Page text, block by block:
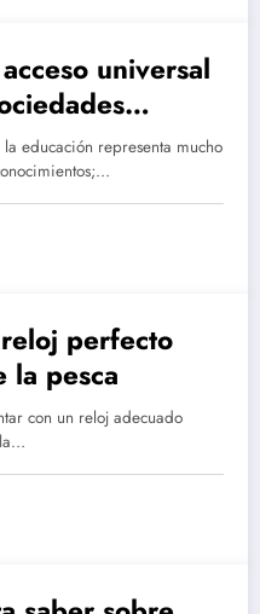
universal
educación representa mucho
perfecto
la pesca
con un reloj adecuado